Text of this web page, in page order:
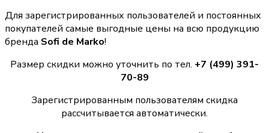
Для зарегистрированных пользователей и постоянных
покупателей самые выгодные цены на всю продукцию
бренда Sofi de Marko!
Размер скидки можно уточнить по тел. +7 (499) 391-
70-89
Зарегистрированным пользователям скидка
рассчитывается автоматически.